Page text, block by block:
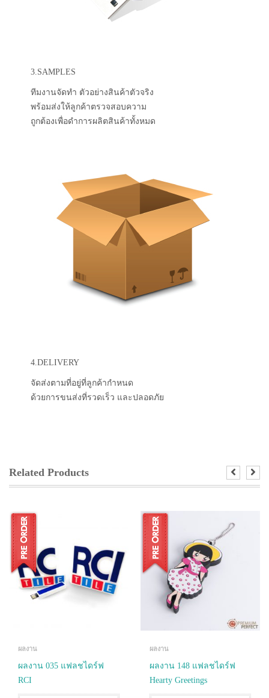
3.SAMPLES
ทีมงานจัดทำ ตัวอย่างสินค้าตัวจริง
พร้อมส่งให้ลูกค้าตรวจสอบความ
ถูกต้องเพื่อดำการผลิตสินค้าทั้งหมด
4.DELIVERY
จัดส่งตามที่อยู่ที่ลูกค้ากำหนด
ด้วยการขนส่งที่รวดเร็ว และปลอดภัย
Related Products
ผลงาน
ผลงาน 035 แฟลชไดร์ฟ
RCI
ผลงาน
ผลงาน 148 แฟลชไดร์ฟ
Hearty Greetings